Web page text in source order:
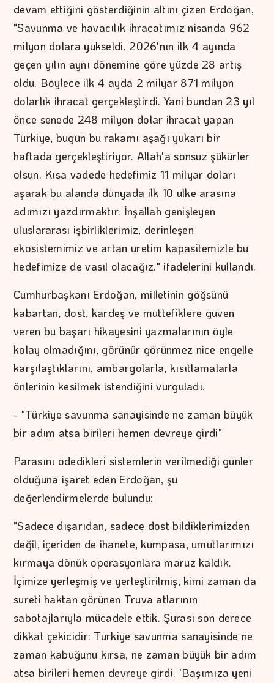
devam ettiğini gösterdiğinin altını çizen Erdoğan,
"Savunma ve havacılık ihracatımız nisanda 962
milyon dolara yükseldi. 2026'nın ilk 4 ayında
geçen yılın aynı dönemine göre yüzde 28 artış
oldu. Böylece ilk 4 ayda 2 milyar 871 milyon
dolarlık ihracat gerçekleştirdi. Yani bundan 23 yıl
önce senede 248 milyon dolar ihracat yapan
Türkiye, bugün bu rakamı aşağı yukarı bir
haftada gerçekleştiriyor. Allah'a sonsuz şükürler
olsun. Kısa vadede hedefimiz 11 milyar doları
aşarak bu alanda dünyada ilk 10 ülke arasına
adımızı yazdırmaktır. İnşallah genişleyen
uluslararası işbirliklerimiz, derinleşen
ekosistemimiz ve artan üretim kapasitemizle bu
hedefimize de vasıl olacağız." ifadelerini kullandı.
Cumhurbaşkanı Erdoğan, milletinin göğsünü
kabartan, dost, kardeş ve müttefiklere güven
veren bu başarı hikayesini yazmalarının öyle
kolay olmadığını, görünür görünmez nice engelle
karşılaştıklarını, ambargolarla, kısıtlamalarla
önlerinin kesilmek istendiğini vurguladı.
- "Türkiye savunma sanayisinde ne zaman büyük
bir adım atsa birileri hemen devreye girdi"
Parasını ödedikleri sistemlerin verilmediği günler
olduğuna işaret eden Erdoğan, şu
değerlendirmelerde bulundu:
"Sadece dışarıdan, sadece dost bildiklerimizden
değil, içeriden de ihanete, kumpasa, umutlarımızı
kırmaya dönük operasyonlara maruz kaldık.
İçimize yerleşmiş ve yerleştirilmiş, kimi zaman da
sureti haktan görünen Truva atlarının
sabotajlarıyla mücadele ettik. Şurası son derece
dikkat çekicidir: Türkiye savunma sanayisinde ne
zaman kabuğunu kırsa, ne zaman büyük bir adım
atsa birileri hemen devreye girdi. 'Başımıza yeni